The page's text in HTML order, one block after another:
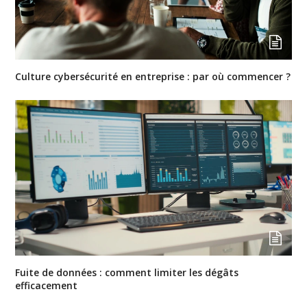
Culture cybersécurité en entreprise : par où commencer ?
Fuite de données : comment limiter les dégâts
efficacement